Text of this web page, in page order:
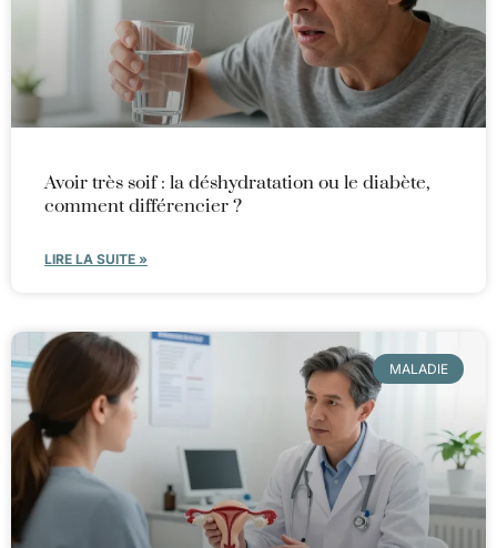
Avoir très soif : la déshydratation ou le diabète,
comment différencier ?
LIRE LA SUITE »
MALADIE